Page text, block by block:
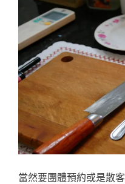
當然要團體預約或是散